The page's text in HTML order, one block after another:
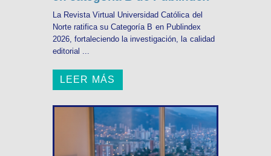
La Revista Virtual Universidad Católica del
Norte ratifica su Categoría B en Publindex
2026, fortaleciendo la investigación, la calidad
editorial ...
LEER MÁS